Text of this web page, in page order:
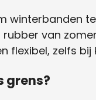
winterbanden
van
flexibel, zelfs
grens?